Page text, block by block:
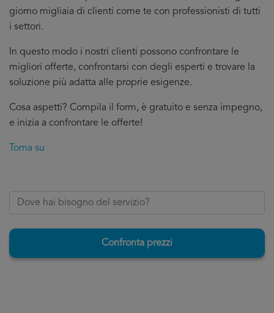
giorno migliaia di clienti come te con professionisti di tutti
i settori.
In questo modo i nostri clienti possono confrontare le
migliori offerte, confrontarsi con degli esperti e trovare la
soluzione più adatta alle proprie esigenze.
Cosa aspetti? Compila il form, è gratuito e senza impegno,
e inizia a confrontare le offerte!
Torna su
Confronta prezzi